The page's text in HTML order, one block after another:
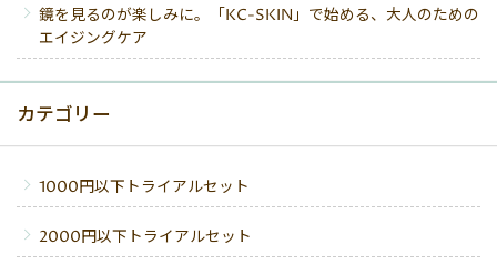
鏡を見るのが楽しみに。「KC-SKIN」で始める、大人のための
エイジングケア
カテゴリー
1000円以下トライアルセット
2000円以下トライアルセット